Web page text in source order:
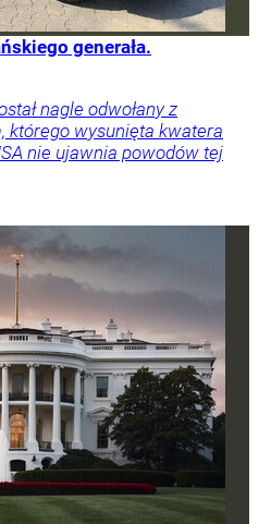
generała.
nagle odwołany z
którego wysunięta kwatera
nie ujawnia powodów tej